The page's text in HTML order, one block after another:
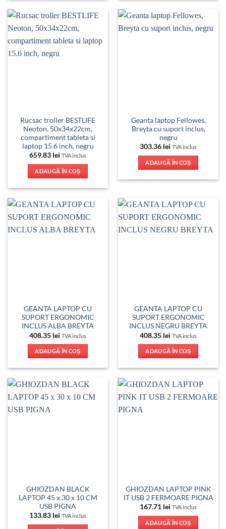
Rucsac troller BESTLIFE
Neoton, 50x34x22cm,
compartiment tableta si
laptop 15.6 inch, negru
659.83 lei TVA inclus
ADAUGĂ ÎN COȘ
Geanta laptop Fellowes,
Breyta cu suport inclus,
negru
303.36 lei TVA inclus
ADAUGĂ ÎN COȘ
GEANTA LAPTOP CU
SUPORT ERGONOMIC
INCLUS ALBA BREYTA
408.35 lei TVA inclus
ADAUGĂ ÎN COȘ
GEANTA LAPTOP CU
SUPORT ERGONOMIC
INCLUS NEGRU BREYTA
408.35 lei TVA inclus
ADAUGĂ ÎN COȘ
GHIOZDAN BLACK
LAPTOP 45 x 30 x 10 CM
USB PIGNA
133.83 lei TVA inclus
GHIOZDAN LAPTOP PINK
IT USB 2 FERMOARE PIGNA
167.71 lei TVA inclus
ADAUGĂ ÎN COȘ